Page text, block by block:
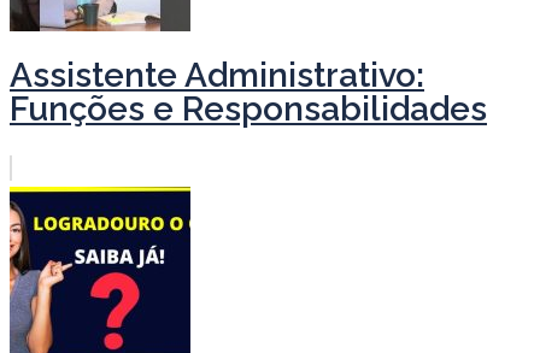
Assistente Administrativo:
Funções e Responsabilidades